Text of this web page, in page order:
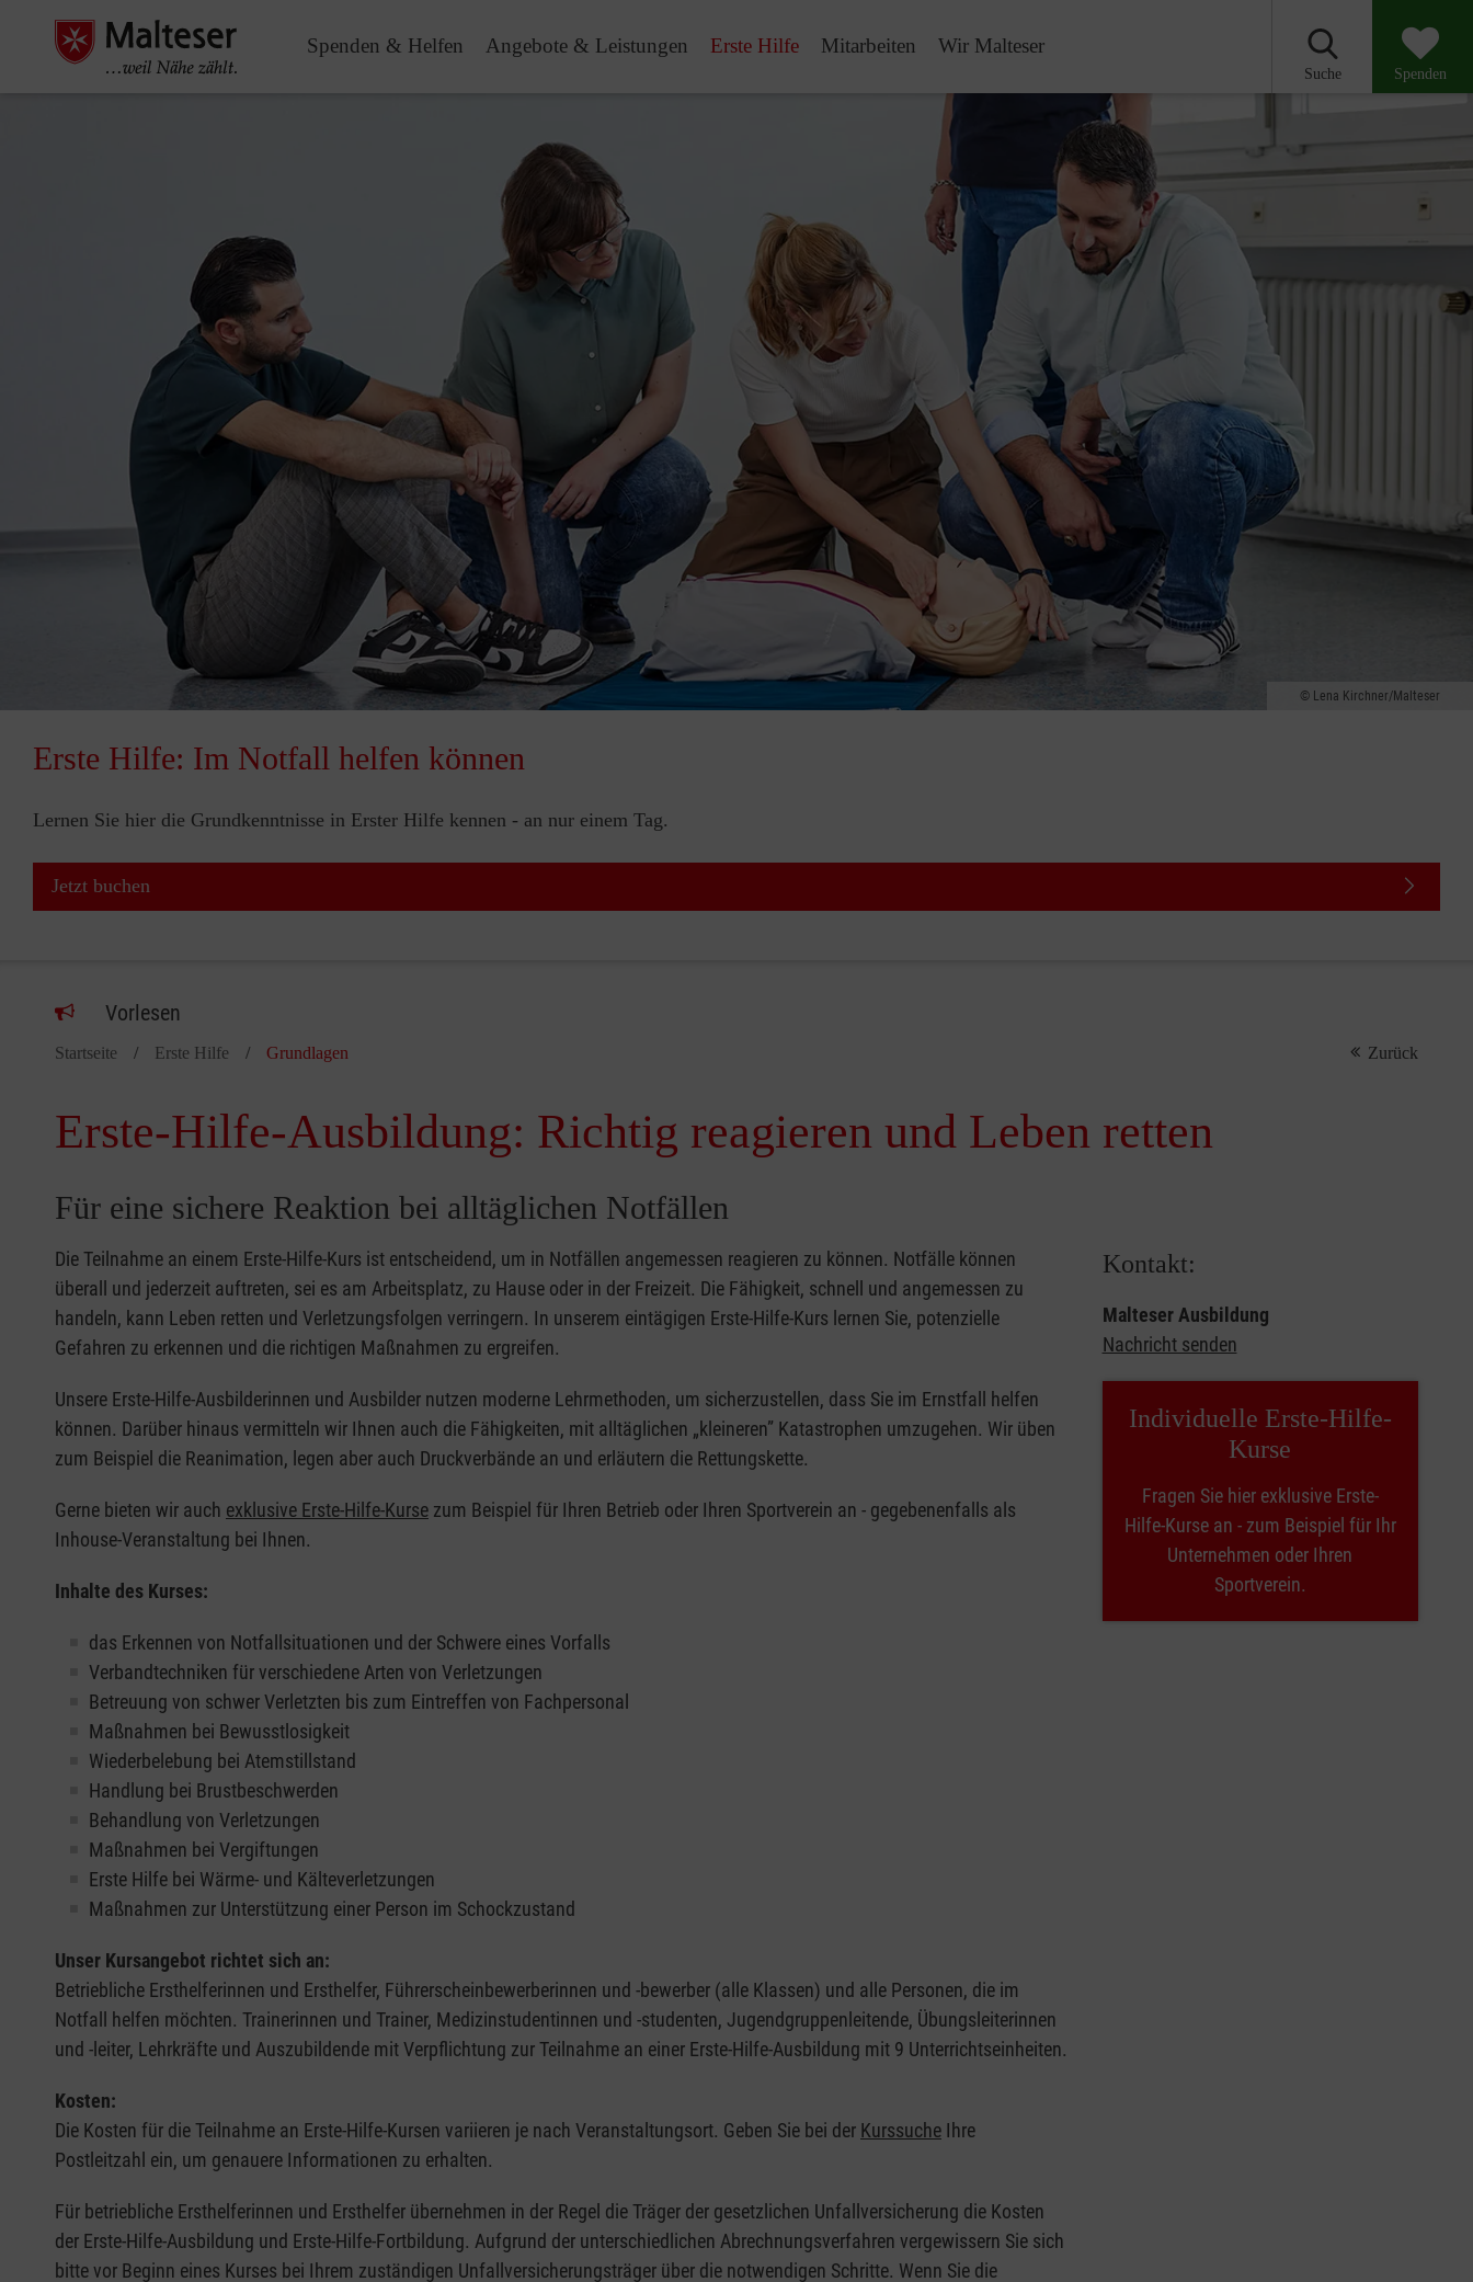
Spenden & Helfen Angebote & Leistungen Erste Hilfe Mitarbeiten Wir Malteser
Suche Spenden
Lena Kirchner/Malteser
Erste Hilfe: Im Notfall helfen können
Lernen Sie hier die Grundkenntnisse in Erster Hilfe kennen - an nur einem Tag.
Jetzt buchen
Vorlesen
Startseite Erste Hilfe Grundlagen Zurück
Erste-Hilfe-Ausbildung: Richtig reagieren und Leben retten
Für eine sichere Reaktion bei alltäglichen Notfällen
Die Teilnahme an einem Erste-Hilfe-Kurs ist entscheidend, um in Notfällen angemessen reagieren zu können. Notfälle können
überall und jederzeit auftreten, sei es am Arbeitsplatz, zu Hause oder in der Freizeit. Die Fähigkeit, schnell und angemessen zu
handeln, kann Leben retten und Verletzungsfolgen verringern. In unserem eintägigen Erste-Hilfe-Kurs lernen Sie, potenzielle
Gefahren zu erkennen und die richtigen Maßnahmen zu ergreifen.
Unsere Erste-Hilfe-Ausbilderinnen und Ausbilder nutzen moderne Lehrmethoden, um sicherzustellen, dass Sie im Ernstfall helfen
können. Darüber hinaus vermitteln wir Ihnen auch die Fähigkeiten, mit alltäglichen „kleineren” Katastrophen umzugehen. Wir üben
zum Beispiel die Reanimation, legen aber auch Druckverbände an und erläutern die Rettungskette.
Gerne bieten wir auch exklusive Erste-Hilfe-Kurse zum Beispiel für Ihren Betrieb oder Ihren Sportverein an - gegebenenfalls als
Inhouse-Veranstaltung bei Ihnen.
Inhalte des Kurses:
das Erkennen von Notfallsituationen und der Schwere eines Vorfalls
Verbandtechniken für verschiedene Arten von Verletzungen
Betreuung von schwer Verletzten bis zum Eintreffen von Fachpersonal
Maßnahmen bei Bewusstlosigkeit
Wiederbelebung bei Atemstillstand
Handlung bei Brustbeschwerden
Behandlung von Verletzungen
Maßnahmen bei Vergiftungen
Erste Hilfe bei Wärme- und Kälteverletzungen
Maßnahmen zur Unterstützung einer Person im Schockzustand
Unser Kursangebot richtet sich an:
Betriebliche Ersthelferinnen und Ersthelfer, Führerscheinbewerberinnen und -bewerber (alle Klassen) und alle Personen, die im
Notfall helfen möchten. Trainerinnen und Trainer, Medizinstudentinnen und -studenten, Jugendgruppenleitende, Übungsleiterinnen
und -leiter, Lehrkräfte und Auszubildende mit Verpflichtung zur Teilnahme an einer Erste-Hilfe-Ausbildung mit 9 Unterrichtseinheiten.
Kosten:
Die Kosten für die Teilnahme an Erste-Hilfe-Kursen variieren je nach Veranstaltungsort. Geben Sie bei der Kurssuche Ihre
Postleitzahl ein, um genauere Informationen zu erhalten.
Für betriebliche Ersthelferinnen und Ersthelfer übernehmen in der Regel die Träger der gesetzlichen Unfallversicherung die Kosten
der Erste-Hilfe-Ausbildung und Erste-Hilfe-Fortbildung. Aufgrund der unterschiedlichen Abrechnungsverfahren vergewissern Sie sich
bitte vor Beginn eines Kurses bei Ihrem zuständigen Unfallversicherungsträger über die notwendigen Schritte. Wenn Sie die
Kontakt:
Malteser Ausbildung
Nachricht senden
Individuelle Erste-Hilfe-
Kurse
Fragen Sie hier exklusive Erste-
Hilfe-Kurse an - zum Beispiel für Ihr
Unternehmen oder Ihren
Sportverein.